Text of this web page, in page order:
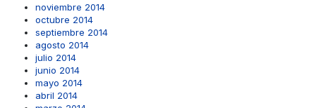
noviembre 2014
octubre 2014
septiembre 2014
agosto 2014
julio 2014
junio 2014
mayo 2014
abril 2014